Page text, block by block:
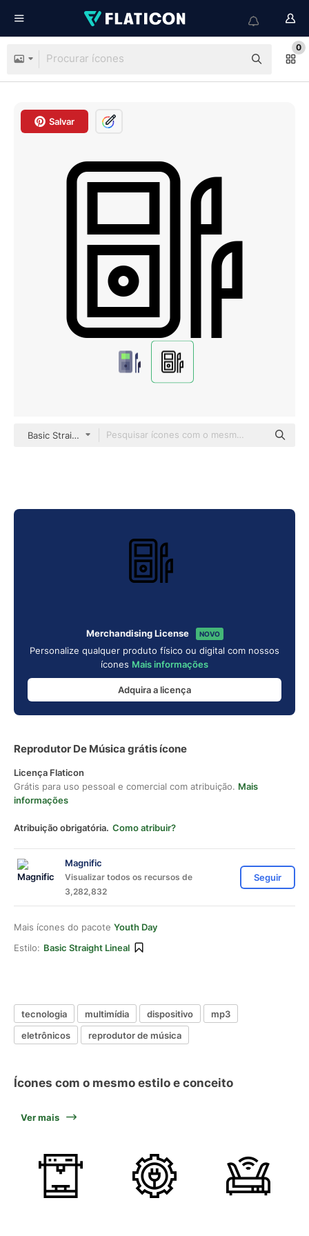
0
Salvar
Basic Straight Lineal
Merchandising License NOVO
Personalize qualquer produto físico ou digital com nossos
ícones Mais informações
Adquira a licença
Reprodutor De Música grátis ícone
Licença Flaticon
Grátis para uso pessoal e comercial com atribuição. Mais
informações
Atribuição obrigatória. Como atribuir?
Magnific
Visualizar todos os recursos de
3,282,832
Seguir
Mais ícones do pacote Youth Day
Estilo: Basic Straight Lineal
tecnologia multimídia dispositivo
mp3
eletrônicos
reprodutor de música
Ícones com o mesmo estilo e conceito
Ver mais